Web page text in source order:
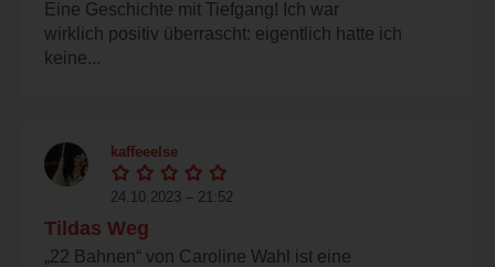
Eine Geschichte mit Tiefgang! Ich war
wirklich positiv überrascht: eigentlich hatte ich
keine...
kaffeeelse
24.10.2023 – 21:52
Tildas Weg
„22 Bahnen“ von Caroline Wahl ist eine